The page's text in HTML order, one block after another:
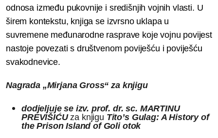
odnosa između pukovnije i središnjih vojnih vlasti. U
širem kontekstu, knjiga se izvrsno uklapa u
suvremene međunarodne rasprave koje vojnu povijest
nastoje povezati s društvenom poviješću i poviješću
svakodnevice.
Nagrada „Mirjana Gross“ za knjigu
dodjeljuje se izv. prof. dr. sc. MARTINU
PREVIŠIĆUza knjigu Tito’s Gulag: A History of
the Prison Island of Goli otok